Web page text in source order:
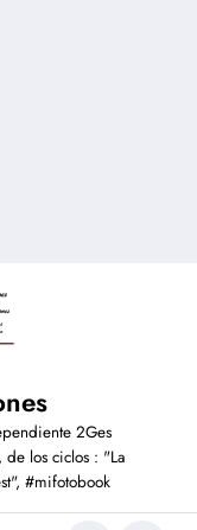
2Ges
los ciclos : "La
#mifotobook